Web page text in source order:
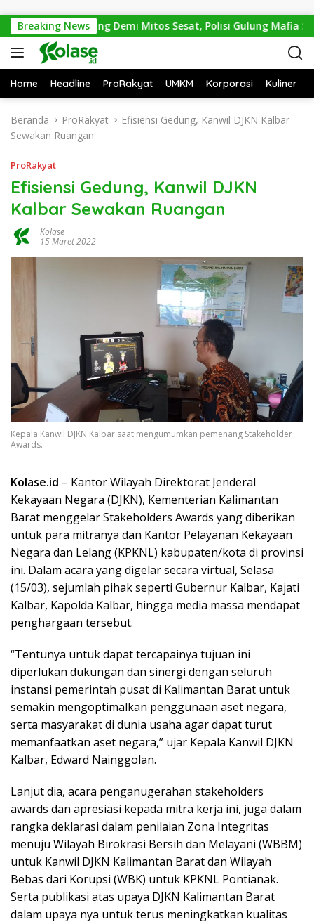
Breaking News
Trenggiling Demi Mitos Sesat, Polisi Gulung Mafia Satwa
Home Headline ProRakyat UMKM Korporasi Kuliner
Beranda ProRakyat
Efisiensi Gedung, Kanwil DJKN Kalbar
Sewakan Ruangan
ProRakyat
Efisiensi Gedung, Kanwil DJKN
Kalbar Sewakan Ruangan
Kolase
15 Maret 2022
Kepala Kanwil DJKN Kalbar saat mengumumkan pemenang Stakeholder
Awards.
Kolase.id – Kantor Wilayah Direktorat Jenderal
Kekayaan Negara (DJKN), Kementerian Kalimantan
Barat menggelar Stakeholders Awards yang diberikan
untuk para mitranya dan Kantor Pelayanan Kekayaan
Negara dan Lelang (KPKNL) kabupaten/kota di provinsi
ini. Dalam acara yang digelar secara virtual, Selasa
(15/03), sejumlah pihak seperti Gubernur Kalbar, Kajati
Kalbar, Kapolda Kalbar, hingga media massa mendapat
penghargaan tersebut.
“Tentunya untuk dapat tercapainya tujuan ini
diperlukan dukungan dan sinergi dengan seluruh
instansi pemerintah pusat di Kalimantan Barat untuk
semakin mengoptimalkan penggunaan aset negara,
serta masyarakat di dunia usaha agar dapat turut
memanfaatkan aset negara,” ujar Kepala Kanwil DJKN
Kalbar, Edward Nainggolan.
Lanjut dia, acara penganugerahan stakeholders
awards dan apresiasi kepada mitra kerja ini, juga dalam
rangka deklarasi dalam penilaian Zona Integritas
menuju Wilayah Birokrasi Bersih dan Melayani (WBBM)
untuk Kanwil DJKN Kalimantan Barat dan Wilayah
Bebas dari Korupsi (WBK) untuk KPKNL Pontianak.
Serta publikasi atas upaya DJKN Kalimantan Barat
dalam upaya nya untuk terus meningkatkan kualitas